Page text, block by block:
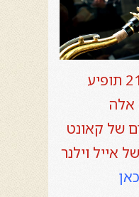
בין ה 21-28/11/2015 תופיע
אלה
של קאונט
אייל וילנר